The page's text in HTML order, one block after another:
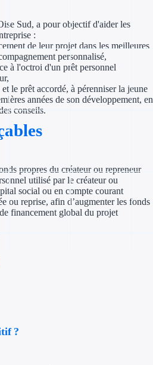
Exonération
Aides Urssaf
Prêts publics
Prêt
Avance
Garantie
Sud, a pour objectif d'aider les
:
de leur projet dans les meilleures
personnalisé,
à l'octroi d'un prêt personnel
le prêt accordé, à pérenniser la jeune
années de son développement, en
conseils.
propres du créateur ou repreneur
utilisé par le créateur ou
social ou en compte courant
ou reprise, afin d’augmenter les fonds
financement global du projet
?